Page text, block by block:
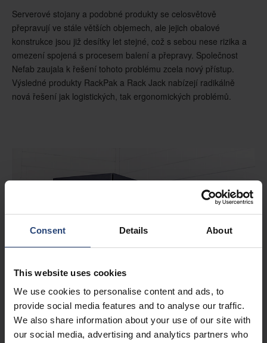
Consent Details About
This website uses cookies
We use cookies to personalise content and ads, to
provide social media features and to analyse our traffic.
We also share information about your use of our site with
our social media, advertising and analytics partners who
Serverové stojany a podobné produkty se celosvětově
přepravují ve stále větších objemech, ale jejich obalové
konstrukce jsou již desítky let stejné, což s sebou nese rizika a
omezení spojená s procesem balení a přepravy. Společnost
Nefab zaujala k řešení tohoto problému zcela nový přístup.
Výsledné produkty RackPak a Rack Jack nabízejí radikálně
nová řešení jak logistických, tak ergonomických problémů.